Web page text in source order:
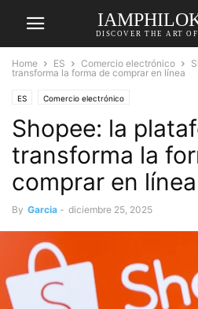
DISCOVER THE ART
Home ES Comercio electrónico
transforma la forma de comprar en línea
ES Comercio electrónico
Shopee: la
transforma la
comprar en línea
By Garcia - diciembre 25, 2025